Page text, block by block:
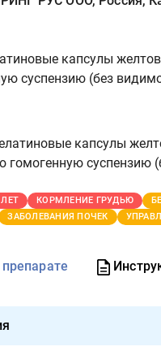
капсулы
суспензию (без
капсулы
гомогенную суспензию
КОРМЛЕНИЕ ГРУДЬЮ
ЗАБОЛЕВАНИЯ ПОЧЕК